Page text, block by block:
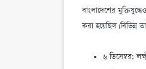
বাংলাদেশের
করা হয়েছিল। বিভিন্ন
৬ ডিসেম্বর: